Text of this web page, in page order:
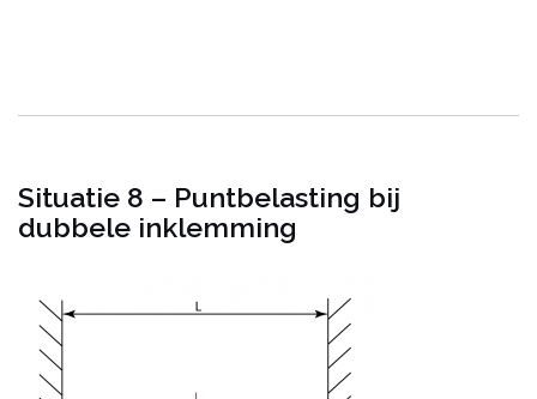
Situatie 8 – Puntbelasting bij
dubbele inklemming